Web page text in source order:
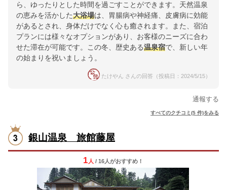
ら、ゆったりとした時間を過ごすことができます。天然温泉
の恵みを活かした大浴場は、胃腸病や神経痛、皮膚病に効能
があるとされ、身体だけでなく心も癒されます。また、宿泊
プランには様々なオプションがあり、お客様のニーズに合わ
せた滞在が可能です。この冬、歴史ある温泉宿で、新しい年
の始まりを祝いましょう。
たけやん さんの回答（投稿日：2024/5/15）
通報する
すべてのクチコミ(5 件)をみる
銀山温泉 旅館藤屋
1 人 / 16人がおすすめ！